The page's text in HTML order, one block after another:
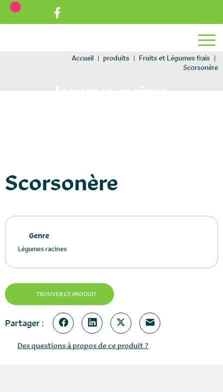
Aller au texte
Aller au menu
Menu principal
Accueil | produits | Fruits et Légumes frais
|
Scorsonère
Scorsonère
Genre
Légumes racines
TROUVER CE PRODUIT
Partager :
Des questions à propos de ce produit ?